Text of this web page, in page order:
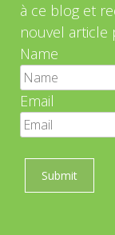
à ce blog et
nouvel article
Name
Email